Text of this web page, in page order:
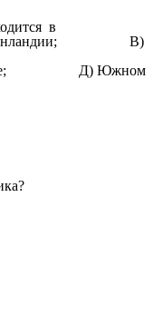
в
В)
океане; Д) Южном